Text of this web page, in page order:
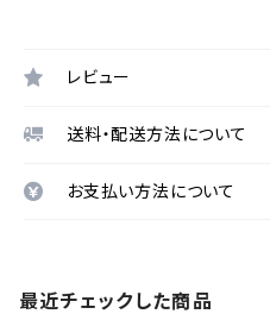
レビュー
送料・配送方法について
お支払い方法について
最近チェックした商品